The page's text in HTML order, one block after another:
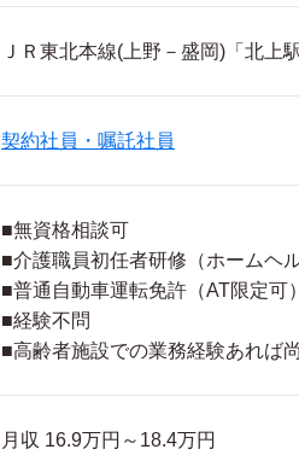
ＪＲ東北本線(上野－盛岡)「北上
契約社員・嘱託社員
■無資格相談可
■介護職員初任者研修（ホームヘ
■普通自動車運転免許（AT限定可
■経験不問
■高齢者施設での業務経験あれば
月収 16.9万円～18.4万円